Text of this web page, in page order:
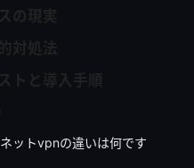
ットvpnの違いは何です